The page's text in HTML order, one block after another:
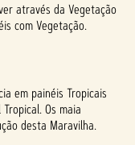
através da Vegetação
com Vegetação.
em painéis Tropicais
Os maia
desta Maravilha.